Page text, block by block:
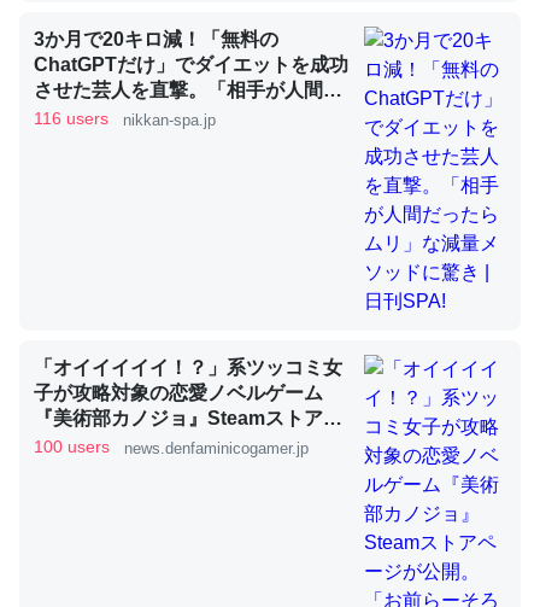
ウチもEchoを実家に置いて４年。でたまに覗いてる。ぼ
ちぼちRingも置こうかと画策中。あと、Googleマップで
位置情報を共有してる。電池残量や充電中かが分かるので
─たまにLINEするくらいだった遠方の父67歳と僕。ITツール導入で
コミュニケーションが劇的に変化した｜tayorini by LIFULL介護
ちょうど同じ理由でEcho Show 8を設定中でした。Prime
とかSpotifyを支払う孝行もできる。一生で親と会える残
り時間を日数にすると1週間とかの人が多いそうだけど、
それを実質100倍以上に伸ばす効果があるはず……
─たまにLINEするくらいだった遠方の父67歳と僕。ITツール導入で
コミュニケーションが劇的に変化した｜tayorini by LIFULL介護
3か月で20キロ減！「無料の
ChatGPTだけ」でダイエットを成功
させた芸人を直撃。「相手が人間だ
ったらムリ」な減量メソッドに驚き
116 users nikkan-spa.jp
「オイイイイイ！？」系ツッコミ女
子が攻略対象の恋愛ノベルゲーム
『美術部カノジョ』Steamストアペ
ージが公開。「お前らーそろそろ自
100 users news.denfaminicogamer.jp